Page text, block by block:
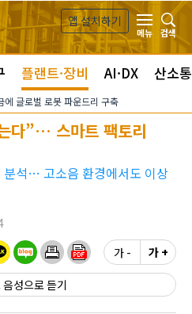
앱 설치하기
메뉴
검색
플랜트·장비 AI·DX 산소통
글로벌 로봇 파운드리 구축
다”… 스마트 팩토리
분석… 고소음 환경에서도 이상
음성
가 - 가 +